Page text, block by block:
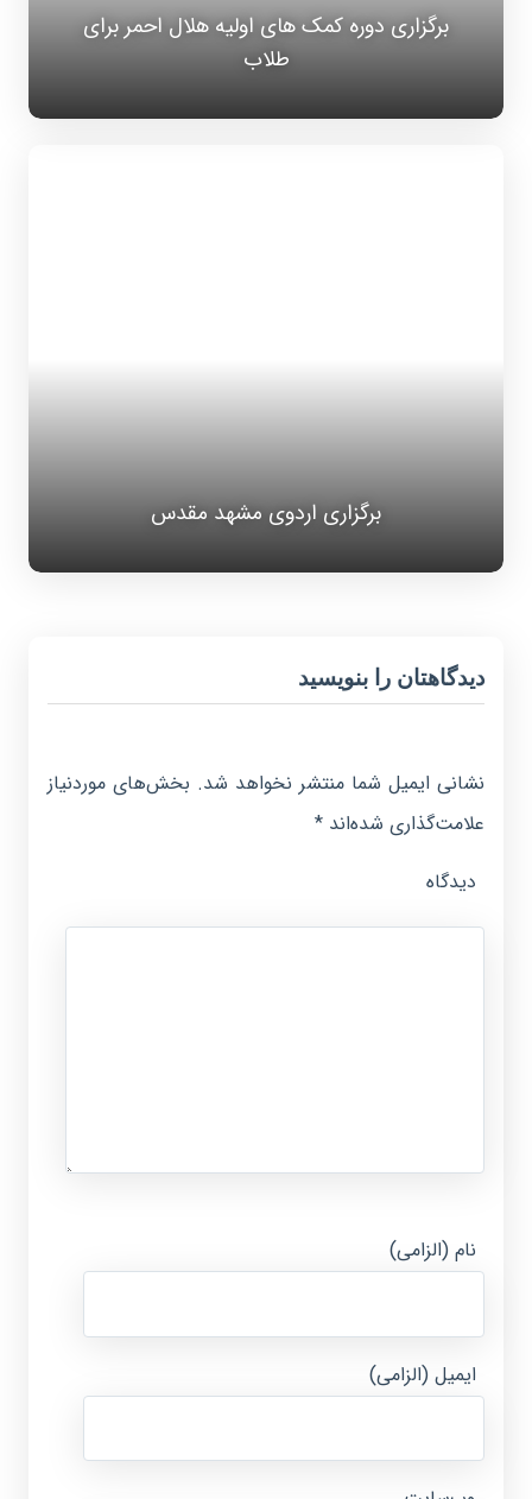
برگزاری دوره کمک های اولیه هلال احمر برای
طلاب
برگزاری اردوی مشهد مقدس
دیدگاهتان را بنویسید
نشانی ایمیل شما منتشر نخواهد شد. بخش‌های موردنیاز
علامت‌گذاری شده‌اند*
دیدگاه
نام (الزامی)
ایمیل (الزامی)